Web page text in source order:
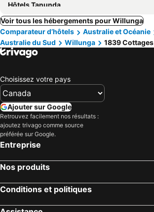
Hôtels Tanunda
Voir tous les hébergements pour Willunga
Comparateur d’hôtels
Australie et Océanie
Australie du Sud
Willunga 1839 Cottages
Choisissez votre pays
Ajouter sur Google
Retrouvez facilement nos résultats :
ajoutez trivago comme source
préférée sur Google.
Entreprise
Nos produits
Conditions et politiques